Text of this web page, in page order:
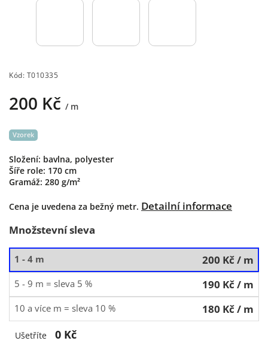
Kód: T010335
200 Kč / m
Složení: bavlna, polyester
Šíře role: 170 cm
Gramáž: 280 g/m²
Cena je uvedena za bežný metr. Detailní informace
Vzorek
Množstevní sleva
1 - 4 m 200 Kč/ m
5 - 9 m = sleva 5 % 190 Kč/ m
10 a více m = sleva 10 % 180 Kč/ m
Ušetříte
0 Kč